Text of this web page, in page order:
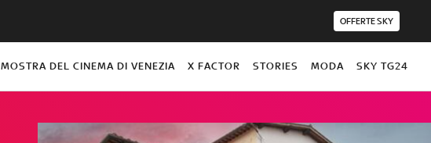
OFFERTE SKY
MOSTRA DEL CINEMA DI VENEZIA X FACTOR STORIES MODA SKY TG24